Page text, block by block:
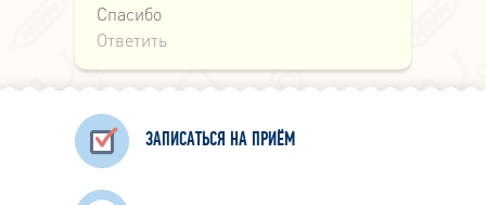
Спасибо
Ответить
ЗАПИСАТЬСЯ НА ПРИЁМ